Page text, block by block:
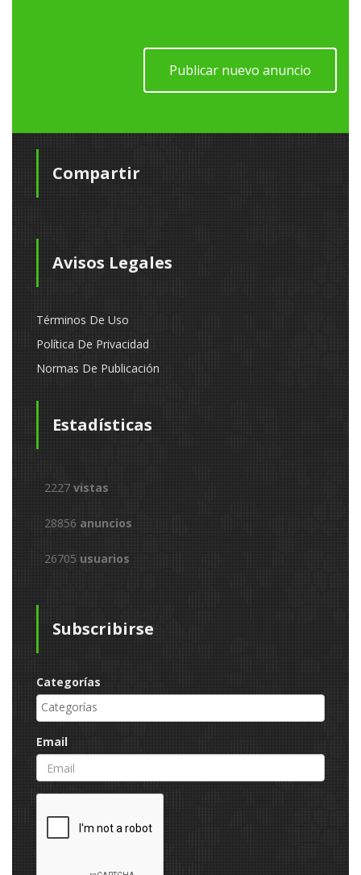
Publicar nuevo anuncio
Compartir
Avisos Legales
Términos De Uso
Política De Privacidad
Normas De Publicación
Estadísticas
2227 vistas
28856 anuncios
26705 usuarios
Subscribirse
Categorías
Email